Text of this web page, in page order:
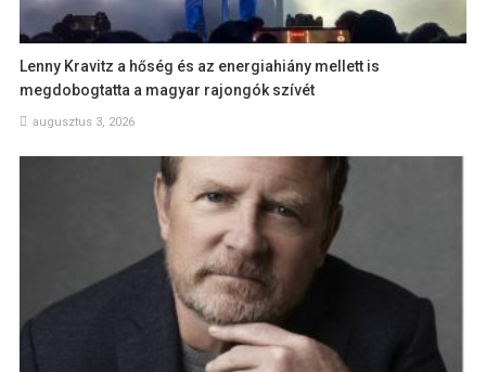
Lenny Kravitz a hőség és az energiahiány mellett is
megdobogtatta a magyar rajongók szívét
augusztus 3, 2026